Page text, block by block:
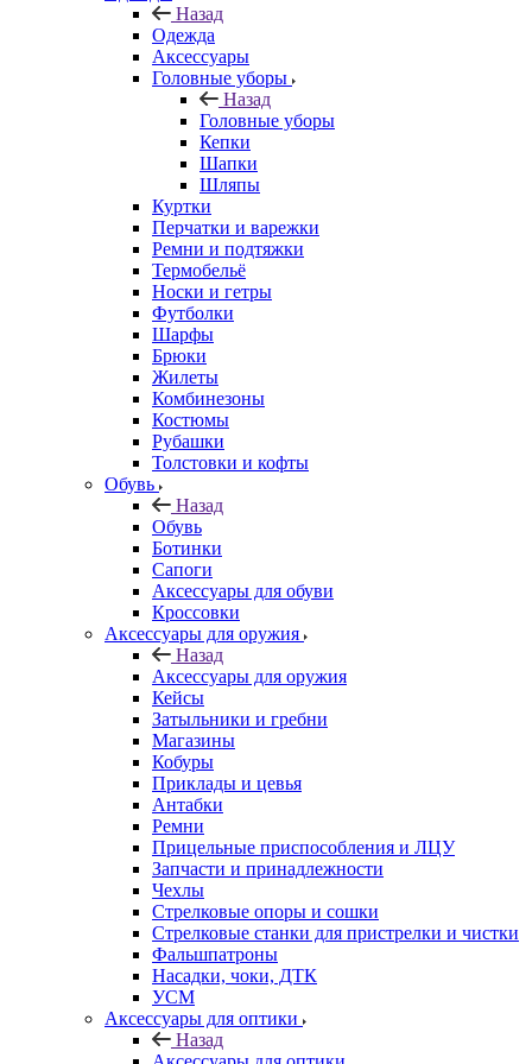
Назад
Одежда
Аксессуары
Головные уборы
Назад
Головные уборы
Кепки
Шапки
Шляпы
Куртки
Перчатки и варежки
Ремни и подтяжки
Термобельё
Носки и гетры
Футболки
Шарфы
Брюки
Жилеты
Комбинезоны
Костюмы
Рубашки
Толстовки и кофты
Обувь
Назад
Обувь
Ботинки
Сапоги
Аксессуары для обуви
Кроссовки
Аксессуары для оружия
Назад
Аксессуары для оружия
Кейсы
Затыльники и гребни
Магазины
Кобуры
Приклады и цевья
Антабки
Ремни
Прицельные приспособления и ЛЦУ
Запчасти и принадлежности
Чехлы
Стрелковые опоры и сошки
Стрелковые станки для пристрелки и чистки
Фальшпатроны
Насадки, чоки, ДТК
УСМ
Аксессуары для оптики
Назад